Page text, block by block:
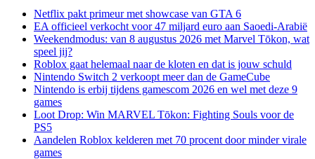
Netflix pakt primeur met showcase van GTA 6
EA officieel verkocht voor 47 miljard euro aan Saoedi-Arabië
Weekendmodus: van 8 augustus 2026 met Marvel Tōkon, wat
speel jij?
Roblox gaat helemaal naar de kloten en dat is jouw schuld
Nintendo Switch 2 verkoopt meer dan de GameCube
Nintendo is erbij tijdens gamescom 2026 en wel met deze 9
games
Loot Drop: Win MARVEL Tōkon: Fighting Souls voor de
PS5
Aandelen Roblox kelderen met 70 procent door minder virale
games